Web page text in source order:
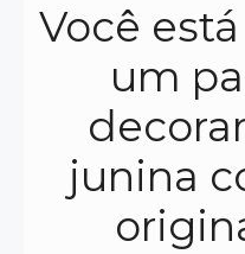
Você
um
junina